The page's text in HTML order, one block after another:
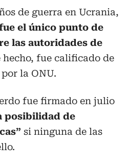
de guerra en Ucrania,
el único punto de
las autoridades de
hecho, fue calificado de
la ONU.
fue firmado en julio
posibilidad de
si ninguna de las